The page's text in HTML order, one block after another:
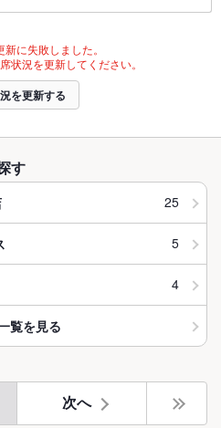
に失敗しました。
状況を更新してください。
を更新する
す
25
5
4
覧を見る
次へ